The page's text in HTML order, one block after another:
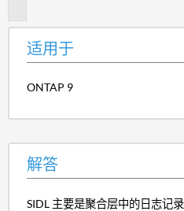
适用于
ONTAP 9
解答
SIDL 主要是聚合层中的日志记